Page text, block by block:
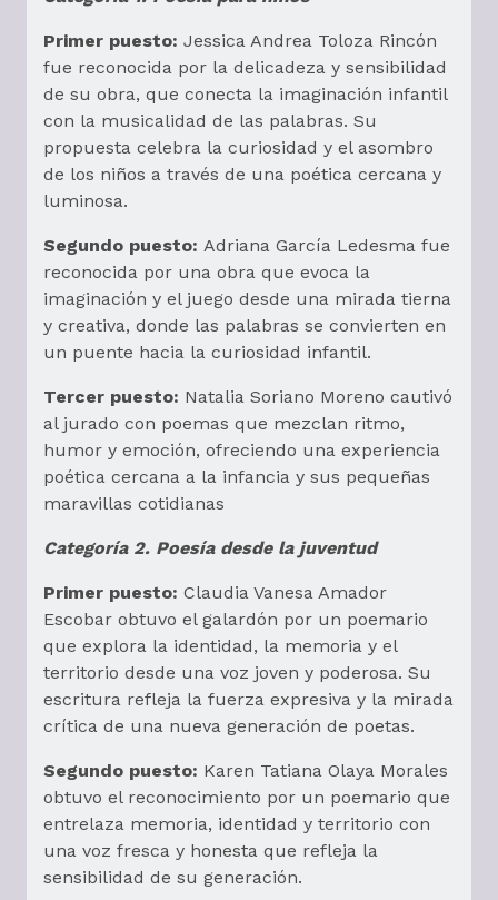
Primer puesto: Jessica Andrea Toloza Rincón
fue reconocida por la delicadeza y sensibilidad
de su obra, que conecta la imaginación infantil
con la musicalidad de las palabras. Su
propuesta celebra la curiosidad y el asombro
de los niños a través de una poética cercana y
luminosa.
Segundo puesto: Adriana García Ledesma fue
reconocida por una obra que evoca la
imaginación y el juego desde una mirada tierna
y creativa, donde las palabras se convierten en
un puente hacia la curiosidad infantil.
Tercer puesto: Natalia Soriano Moreno cautivó
al jurado con poemas que mezclan ritmo,
humor y emoción, ofreciendo una experiencia
poética cercana a la infancia y sus pequeñas
maravillas cotidianas
Categoría 2. Poesía desde la juventud
Primer puesto: Claudia Vanesa Amador
Escobar obtuvo el galardón por un poemario
que explora la identidad, la memoria y el
territorio desde una voz joven y poderosa. Su
escritura refleja la fuerza expresiva y la mirada
crítica de una nueva generación de poetas.
Segundo puesto: Karen Tatiana Olaya Morales
obtuvo el reconocimiento por un poemario que
entrelaza memoria, identidad y territorio con
una voz fresca y honesta que refleja la
sensibilidad de su generación.